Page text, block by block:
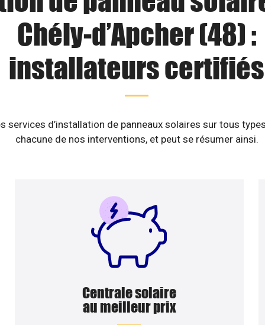
Chély-d’Apcher (48) :
installateurs certifiés
services d’installation de panneaux solaires sur tous
chacune de nos interventions, et peut se résumer ainsi.
Centrale solaire
au meilleur prix